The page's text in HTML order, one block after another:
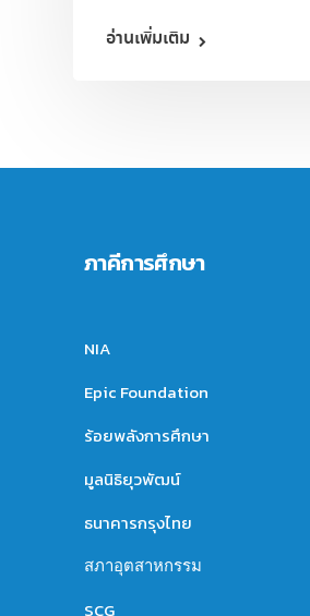
อ่านเพิ่มเติม
ภาคีการศึกษา
NIA
Epic Foundation
ร้อยพลังการศึกษา
มูลนิธิยุวพัฒน์
ธนาคารกรุงไทย
สภาอุตสาหกรรม
SCG